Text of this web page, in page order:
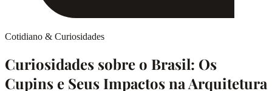
Cotidiano & Curiosidades
Curiosidades sobre o Brasil: Os
Cupins e Seus Impactos na Arquitetura